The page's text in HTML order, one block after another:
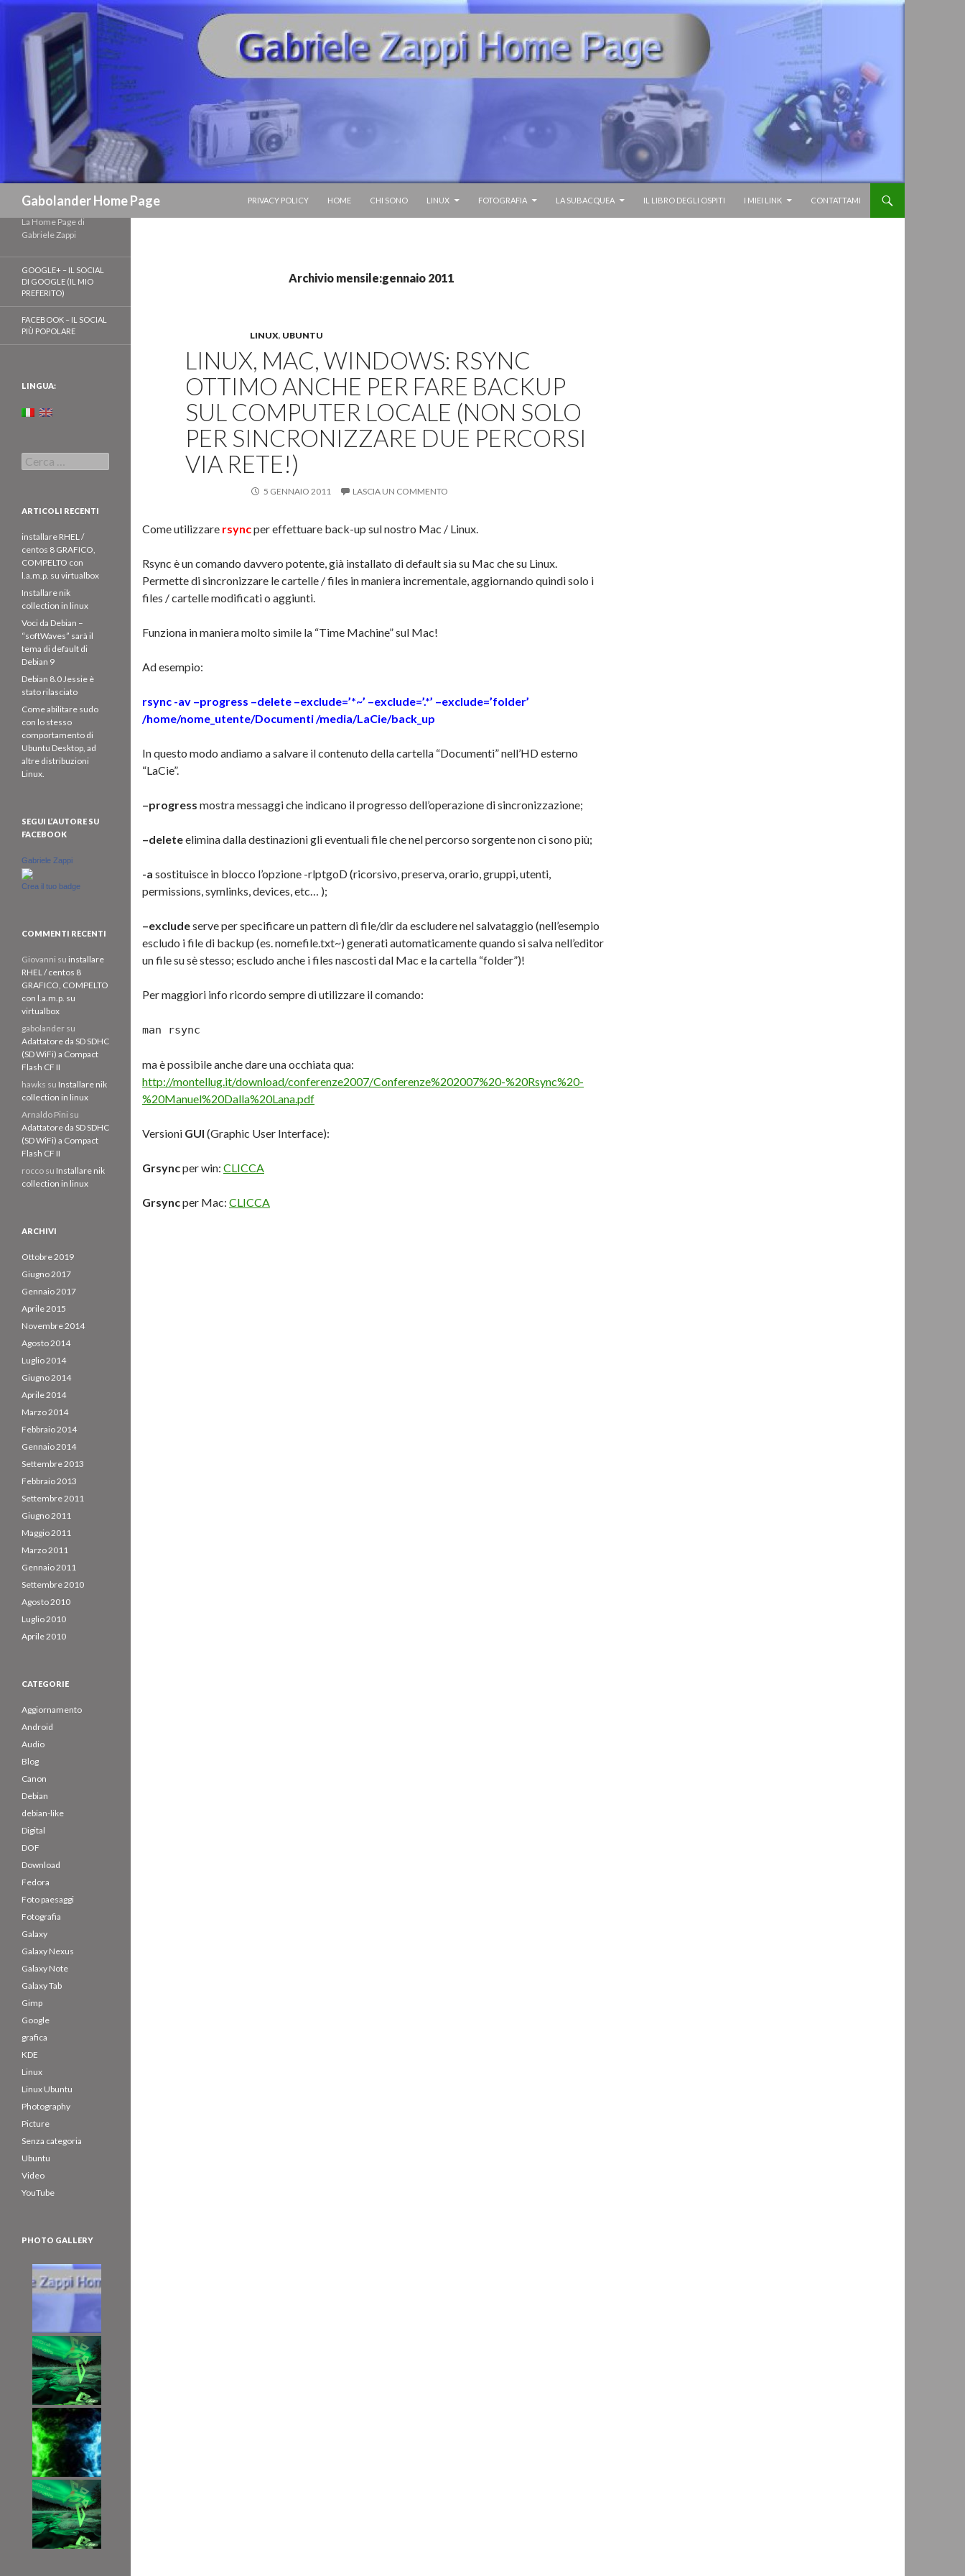
Gabolander Home Page
PRIVACY POLICY
HOME CHI SONO LINUX FOTOGRAFIA LA SUBACQUEA IL LIBRO DEGLI OSPITI I MIEI LINK CONTATTAMI
Archivio mensile:gennaio 2011
LINUX, UBUNTU
LINUX, MAC, WINDOWS: RSYNC
OTTIMO ANCHE PER FARE BACKUP
SUL COMPUTER LOCALE (NON SOLO
PER SINCRONIZZARE DUE PERCORSI
VIA RETE!)
5 GENNAIO 2011 LASCIA UN COMMENTO
Come utilizzare rsyncper effettuare back-up sul nostro Mac / Linux.
Rsync è un comando davvero potente, già installato di default sia su Mac che su Linux.
Permette di sincronizzare le cartelle / files in maniera incrementale, aggiornando quindi solo i
files / cartelle modificati o aggiunti.
Funziona in maniera molto simile la “Time Machine” sul Mac!
Ad esempio:
rsync -av –progress –delete –exclude=’*~’ –exclude=’.*’ –exclude=’folder’
/home/nome_utente/Documenti /media/LaCie/back_up
In questo modo andiamo a salvare il contenuto della cartella “Documenti” nell’HD esterno
“LaCie”.
–progress mostra messaggi che indicano il progresso dell’operazione di sincronizzazione;
–deleteelimina dalla destinazioni gli eventuali file che nel percorso sorgente non ci sono più;
-a sostituisce in blocco l’opzione -rlptgoD (ricorsivo, preserva, orario, gruppi, utenti,
permissions, symlinks, devices, etc… );
–excludeserve per specificare un pattern di file/dir da escludere nel salvataggio (nell’esempio
escludo i file di backup (es. nomefile.txt~) generati automaticamente quando si salva nell’editor
un file su sè stesso; escludo anche i files nascosti dal Mac e la cartella “folder”)!
Per maggiori info ricordo sempre di utilizzare il comando:
man rsync
ma è possibile anche dare una occhiata qua:
http://montellug.it/download/conferenze2007/Conferenze%202007%20-%20Rsync%20-
%20Manuel%20Dalla%20Lana.pdf
Versioni GUI (Graphic User Interface):
Grsyncper win: CLICCA
Grsyncper Mac: CLICCA
La Home Page di
Gabriele Zappi
GOOGLE+ – IL SOCIAL
DI GOOGLE (IL MIO
PREFERITO)
FACEBOOK – IL SOCIAL
PIÙ POPOLARE
LINGUA:
Ricerca
per:
ARTICOLI RECENTI
installare RHEL /
centos 8 GRAFICO,
COMPELTO con
l.a.m.p. su virtualbox
Installare nik
collection in linux
Voci da Debian –
“softWaves” sarà il
tema di default di
Debian 9
Debian 8.0 Jessie è
stato rilasciato
Come abilitare sudo
con lo stesso
comportamento di
Ubuntu Desktop, ad
altre distribuzioni
Linux.
SEGUI L’AUTORE SU
FACEBOOK
Gabriele Zappi
Crea il tuo badge
COMMENTI RECENTI
Giovanni su installare
RHEL / centos 8
GRAFICO, COMPELTO
con l.a.m.p. su
virtualbox
gabolander su
Adattatore da SD SDHC
(SD WiFi) a Compact
Flash CF II
hawks su Installare nik
collection in linux
Arnaldo Pini su
Adattatore da SD SDHC
(SD WiFi) a Compact
Flash CF II
rocco su Installare nik
collection in linux
ARCHIVI
Ottobre 2019
Giugno 2017
Gennaio 2017
Aprile 2015
Novembre 2014
Agosto 2014
Luglio 2014
Giugno 2014
Aprile 2014
Marzo 2014
Febbraio 2014
Gennaio 2014
Settembre 2013
Febbraio 2013
Settembre 2011
Giugno 2011
Maggio 2011
Marzo 2011
Gennaio 2011
Settembre 2010
Agosto 2010
Luglio 2010
Aprile 2010
CATEGORIE
Aggiornamento
Android
Audio
Blog
Canon
Debian
debian-like
Digital
DOF
Download
Fedora
Foto paesaggi
Fotografia
Galaxy
Galaxy Nexus
Galaxy Note
Galaxy Tab
Gimp
Google
grafica
KDE
Linux
Linux Ubuntu
Photography
Picture
Senza categoria
Ubuntu
Video
YouTube
PHOTO GALLERY